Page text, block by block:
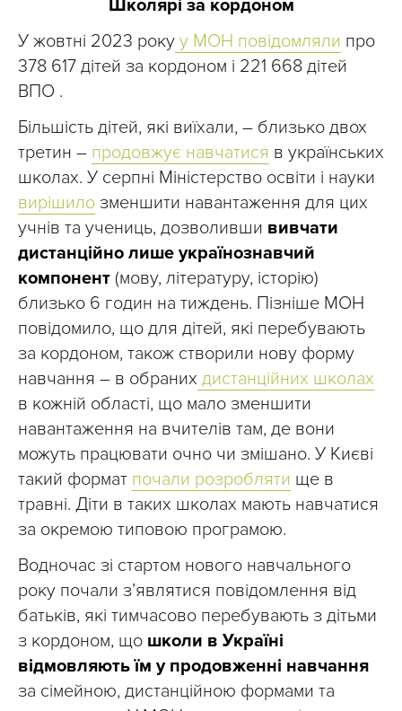
Школярі за кордоном
У жовтні 2023 року у МОН повідомляли про
378 617 дітей за кордоном і 221 668 дітей
ВПО .
Більшість дітей, які виїхали, – близько двох
третин – продовжує навчатися в українських
школах. У серпні Міністерство освіти і науки
вирішило зменшити навантаження для цих
учнів та учениць, дозволивши вивчати
дистанційно лише українознавчий
компонент (мову, літературу, історію)
близько 6 годин на тиждень. Пізніше МОН
повідомило, що для дітей, які перебувають
за кордоном, також створили нову форму
навчання – в обраних дистанційних школах
в кожній області, що мало зменшити
навантаження на вчителів там, де вони
можуть працювати очно чи змішано. У Києві
такий формат почали розробляти ще в
травні. Діти в таких школах мають навчатися
за окремою типовою програмою.
Водночас зі стартом нового навчального
року почали з’являтися повідомлення від
батьків, які тимчасово перебувають з дітьми
з кордоном, що школи в Україні
відмовляють їм у продовженні навчання
за сімейною, дистанційною формами та